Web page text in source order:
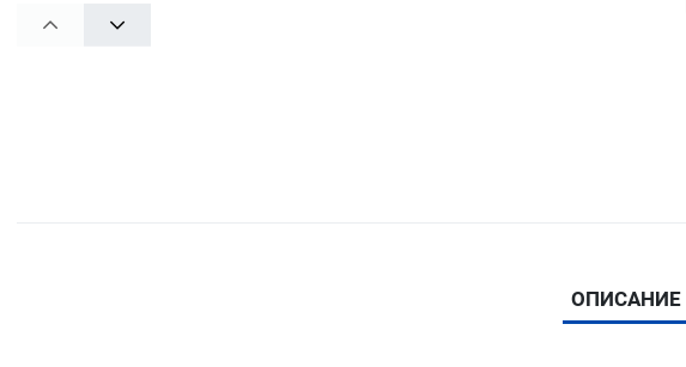
PREV NEXT
ОПИСАНИЕ